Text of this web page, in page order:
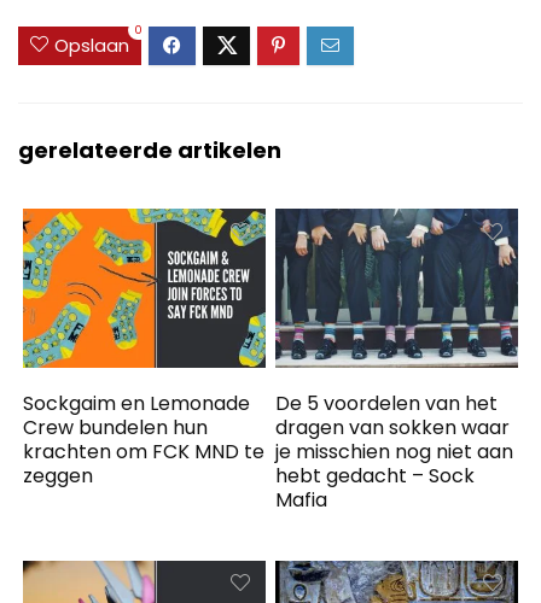
Opslaan
0
gerelateerde artikelen
Sockgaim en Lemonade
Crew bundelen hun
krachten om FCK MND te
zeggen
De 5 voordelen van het
dragen van sokken waar
je misschien nog niet aan
hebt gedacht – Sock
Mafia